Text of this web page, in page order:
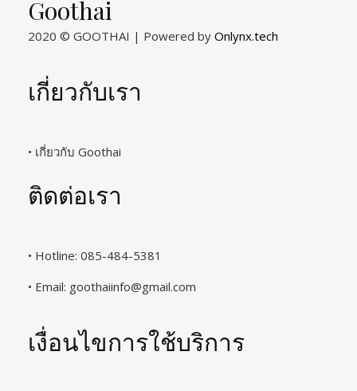
Goothai
2020 © GOOTHAI | Powered by Onlynx.tech
เกี่ยวกับเรา
• เกี่ยวกับ Goothai
ติดต่อเรา
• Hotline: 085-484-5381
• Email: goothaiinfo@gmail.com
เงื่อนไขการใช้บริการ